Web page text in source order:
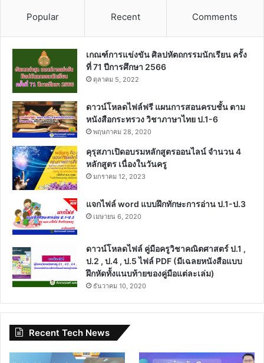
Popular Recent Comments
เกณฑ์การแข่งขัน ศิลปหัตถกรรมนักเรียน ครั้ง
ที่ 71 ปีการศึกษา 2566
ตุลาคม 5, 2022
ดาวน์โหลดไฟล์ฟรี แผนการสอนครบชั้น ตาม
หนังสือกระทรวง วิชาภาษาไทย ป.1-6
พฤษภาคม 28, 2020
คุรุสภาเปิดอบรมหลักสูตรออนไลน์ จำนวน 4
หลักสูตร เนื่องในวันครู
มกราคม 12, 2023
แจกไฟล์ word แบบฝึกทักษะการอ่าน ป.1-ป.3
เมษายน 6, 2020
ดาวน์โหลดไฟล์ คู่มือครูวิชาคณิตศาสตร์ ป.1 ,
ป.2 , ป.4 , ป.5 ไฟล์ PDF (มีเฉลยหนังสือแบบ
ฝึกหัดทั้งแนบท้ายของคู่มือแต่ละเล่ม)
ธันวาคม 10, 2020
Recent Tech News